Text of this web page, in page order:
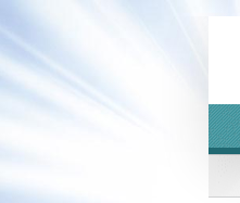
to
content